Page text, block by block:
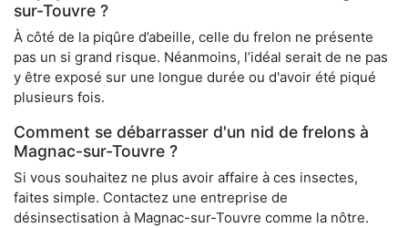
sur-Touvre ?
À côté de la piqûre d’abeille, celle du frelon ne présente
pas un si grand risque. Néanmoins, l’idéal serait de ne pas
y être exposé sur une longue durée ou d'avoir été piqué
plusieurs fois.
Comment se débarrasser d'un nid de frelons à
Magnac-sur-Touvre ?
Si vous souhaitez ne plus avoir affaire à ces insectes,
faites simple. Contactez une entreprise de
désinsectisation à Magnac-sur-Touvre comme la nôtre.